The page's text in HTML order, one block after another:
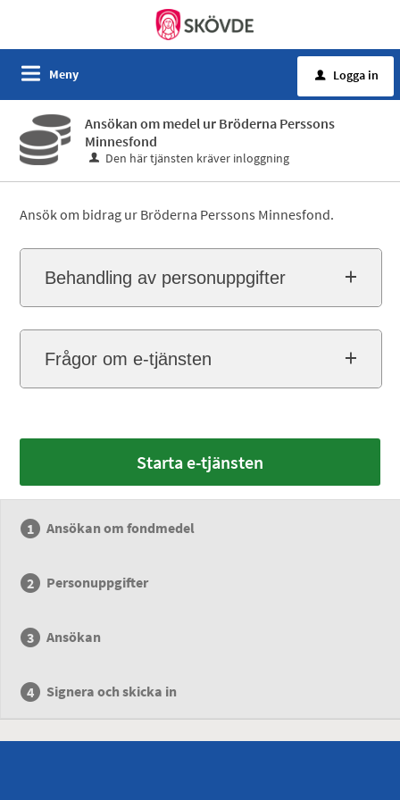
Meny u Logga in
Ansökan om medel ur Bröderna Perssons
Minnesfond
Den här tjänsten kräver inloggning
Ansök om bidrag ur Bröderna Perssons Minnesfond.
Behandling av personuppgifter
Frågor om e-tjänsten
Starta e-tjänsten
Ansökan om fondmedel
Personuppgifter
Ansökan
Signera och skicka in